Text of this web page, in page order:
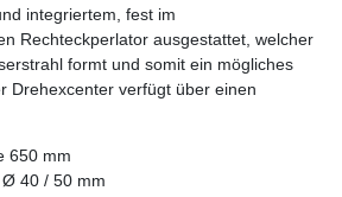
integriertem, fest im
Rechteckperlator ausgestattet, welcher
formt und somit ein mögliches
Drehexcenter verfügt über einen
650 mm
40 / 50 mm